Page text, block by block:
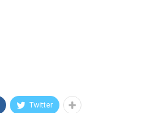
Twitter